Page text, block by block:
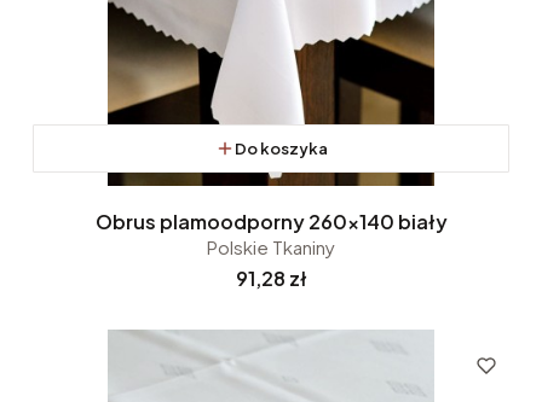
Do koszyka
Obrus plamoodporny 260x140 biały
Polskie Tkaniny
Cena
91,28 zł